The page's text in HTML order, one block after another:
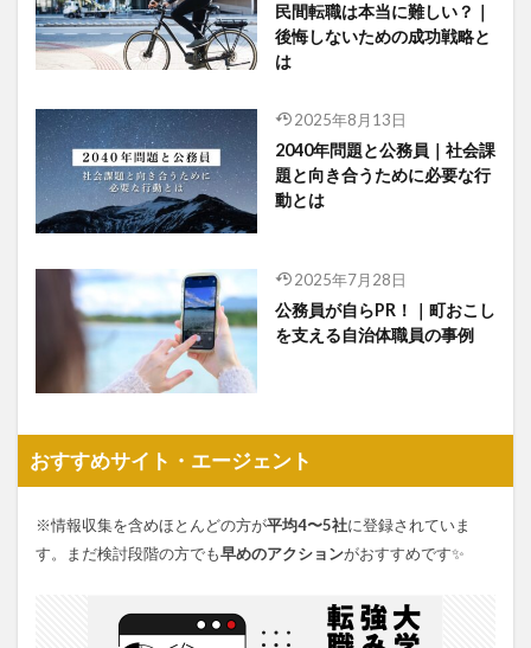
民間転職は本当に難しい？｜
後悔しないための成功戦略と
は
2025年8月13日
2040年問題と公務員｜社会課
題と向き合うために必要な行
動とは
2025年7月28日
公務員が自らPR！｜町おこし
を支える自治体職員の事例
おすすめサイト・エージェント
※情報収集を含めほとんどの方が平均4〜5社に登録されていま
す。まだ検討段階の方でも早めのアクションがおすすめです✨